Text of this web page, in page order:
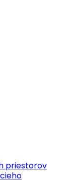
priestorov